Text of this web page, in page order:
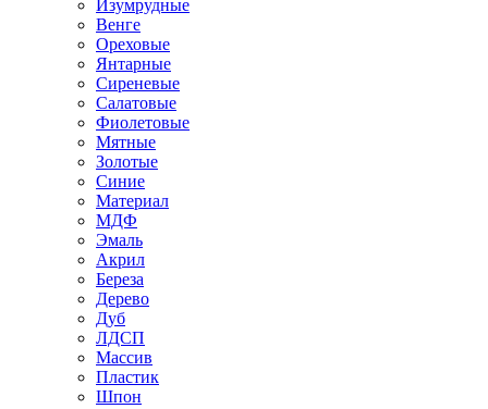
Изумрудные
Венге
Ореховые
Янтарные
Сиреневые
Салатовые
Фиолетовые
Мятные
Золотые
Синие
Материал
МДФ
Эмаль
Акрил
Береза
Дерево
Дуб
ЛДСП
Массив
Пластик
Шпон